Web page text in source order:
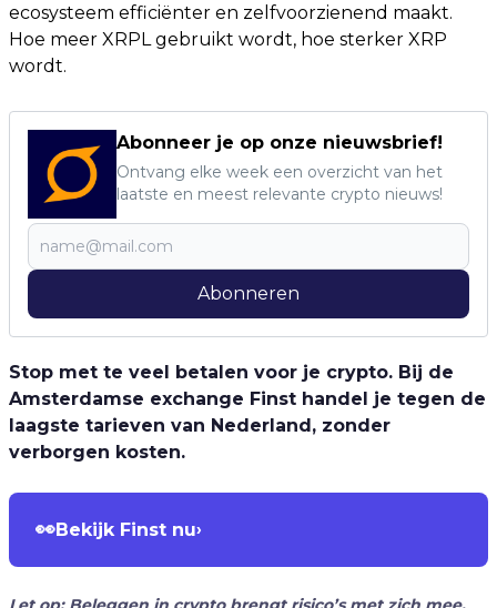
ecosysteem efficiënter en zelfvoorzienend maakt.
Hoe meer XRPL gebruikt wordt, hoe sterker XRP
wordt.
Abonneer je op onze nieuwsbrief!
Ontvang elke week een overzicht van het
laatste en meest relevante crypto nieuws!
Abonneren
Stop met te veel betalen voor je crypto. Bij de
Amsterdamse exchange Finst handel je tegen de
laagste tarieven van Nederland, zonder
verborgen kosten.
👀Bekijk Finst nu›